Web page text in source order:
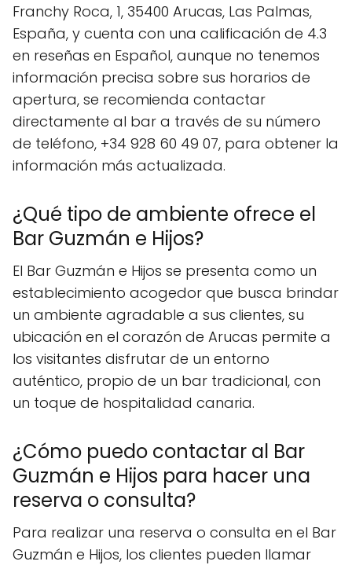
Franchy Roca, 1, 35400 Arucas, Las Palmas,
España, y cuenta con una calificación de 4.3
en reseñas en Español, aunque no tenemos
información precisa sobre sus horarios de
apertura, se recomienda contactar
directamente al bar a través de su número
de teléfono, +34 928 60 49 07, para obtener la
información más actualizada.
¿Qué tipo de ambiente ofrece el
Bar Guzmán e Hijos?
El Bar Guzmán e Hijos se presenta como un
establecimiento acogedor que busca brindar
un ambiente agradable a sus clientes, su
ubicación en el corazón de Arucas permite a
los visitantes disfrutar de un entorno
auténtico, propio de un bar tradicional, con
un toque de hospitalidad canaria.
¿Cómo puedo contactar al Bar
Guzmán e Hijos para hacer una
reserva o consulta?
Para realizar una reserva o consulta en el Bar
Guzmán e Hijos, los clientes pueden llamar